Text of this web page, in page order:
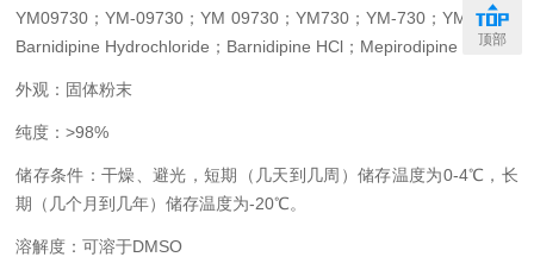
YM09730 ；YM-09730 ；YM 09730 ； YM730 ； YM-730 ； YM 730；
Barnidipine Hydrochloride ； Barnidipine HCl ； Mepirodipine HCl；
外观：固体粉末
纯度：>98%
储存条件：干燥、避光，短期（几天到几周）储存温度为0-4℃ ，长
期（几个月到几年）储存温度为-20℃。
溶解度：可溶于DMSO
顶部